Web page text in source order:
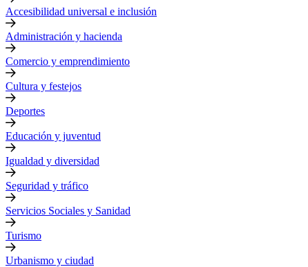
Accesibilidad universal e inclusión
Administración y hacienda
Comercio y emprendimiento
Cultura y festejos
Deportes
Educación y juventud
Igualdad y diversidad
Seguridad y tráfico
Servicios Sociales y Sanidad
Turismo
Urbanismo y ciudad